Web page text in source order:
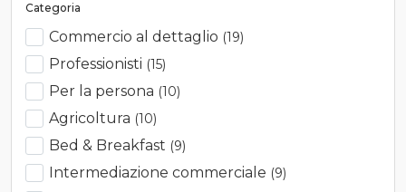
Categoria
Commercio al dettaglio (19)
Professionisti (15)
Per la persona (10)
Agricoltura (10)
Bed & Breakfast (9)
Intermediazione commerciale (9)